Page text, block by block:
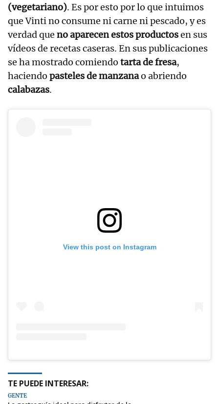
(vegetariano). Es por esto por lo que intuimos
que Vinti no consume ni carne ni pescado, y es
verdad que no aparecen estos productosen sus
vídeos de recetas caseras. En sus publicaciones
se ha mostrado comiendo tarta de fresa,
haciendo pasteles de manzanao abriendo
calabazas.
View this post on Instagram
TE PUEDE INTERESAR:
GENTE